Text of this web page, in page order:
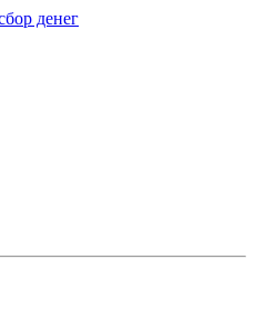
денег